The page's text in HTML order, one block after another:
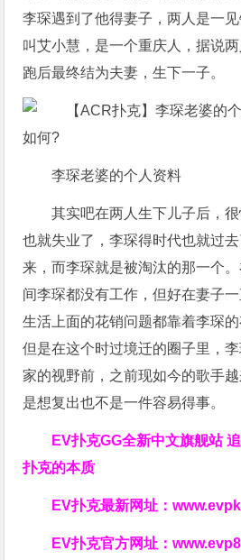
李琛遇到了他得妻子，两人是一
叫艾小慧，是一个重庆人，据说
跑后最终结为夫妻，生下一子。
李琛老婆的个人资料
其实吧在两人生下儿子后，
也就失业了，李琛得时代也就过
来，而李琛就是被淘汰的那一个
间李琛都没有工作，但好在妻子一
生活上面的花销问题都靠着李琛的
但是在这个时过境迁的圈子里，
家的视野前，之前现如今的歌手
是想复出也不是一件容易得事。
EV扑克GG全新中文旗舰站
扑克的本质
EV扑克最新网址：
EV扑克官方网址：